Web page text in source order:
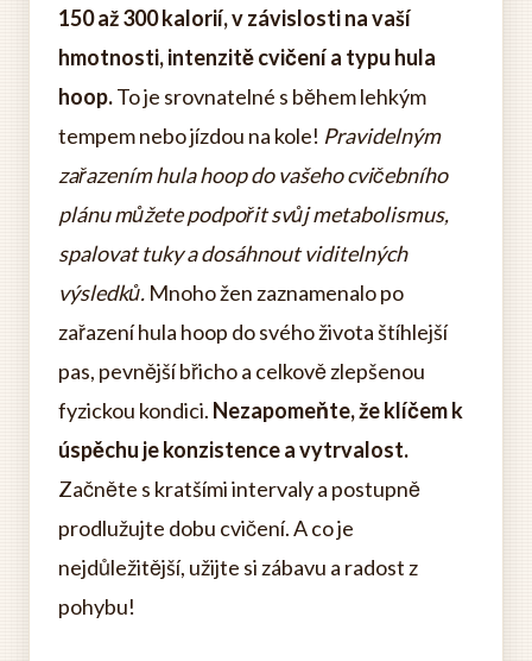
150 až 300 kalorií, v závislosti na vaší
hmotnosti, intenzitě cvičení a typu hula
hoop.To je srovnatelné s během lehkým
tempem nebo jízdou na kole! Pravidelným
zařazením hula hoop do vašeho cvičebního
plánu můžete podpořit svůj metabolismus,
spalovat tuky a dosáhnout viditelných
výsledků. Mnoho žen zaznamenalo po
zařazení hula hoop do svého života štíhlejší
pas, pevnější břicho a celkově zlepšenou
fyzickou kondici. Nezapomeňte, že klíčem k
úspěchu je konzistence a vytrvalost.
Začněte s kratšími intervaly a postupně
prodlužujte dobu cvičení. A co je
nejdůležitější, užijte si zábavu a radost z
pohybu!